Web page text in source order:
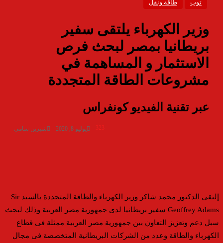
توب طاقة ونقل
وزير الكهرباء يلتقى سفير
بريطانيا بمصر لبحث فرص
الاستثمار و المساهمة في
مشروعات الطاقة المتجددة
عبر تقنية الفيديو كونفراس
شيرين سامى يوليو 8, 2020 323
إلتقى الدكتور محمد شاكر وزير الكهرباء والطاقة المتجددة بالسيد Sir
Geoffrey Adams سفير بريطانيا لدى جمهورية مصر العربية وذلك لبحث
سبل دعم وتعزيز التعاون بين جمهورية مصر العربية ممثلة فى قطاع
الكهرباء والطاقة وعدد من الشركات البريطانية المتخصصة فى مجال